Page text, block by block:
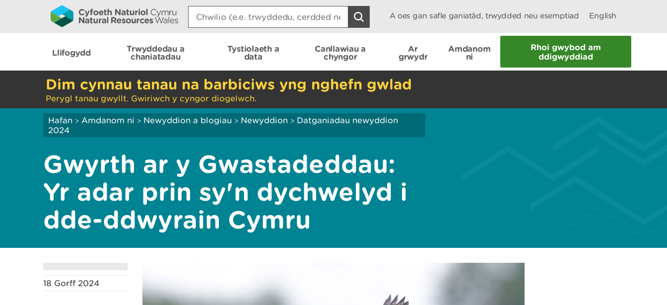
Search:
A oes gan safle ganiatâd, trwydded neu esemptiad English
Llifogydd
Trwyddedau a
chaniatadau
Tystiolaeth a
data
Canllawiau a
chyngor
Ar
grwydr
Amdanom
ni
Rhoi gwybod am
ddigwyddiad
Dim cynnau tanau na barbiciws yng nghefn gwlad
Perygl tanau gwyllt. Gwiriwch y cyngor diogelwch.
Hafan > Amdanom ni > Newyddion a blogiau > Newyddion > Datganiadau newyddion
2024
Gwyrth ar y Gwastadeddau:
Yr adar prin sy'n dychwelyd i
dde-ddwyrain Cymru
18 Gorff 2024